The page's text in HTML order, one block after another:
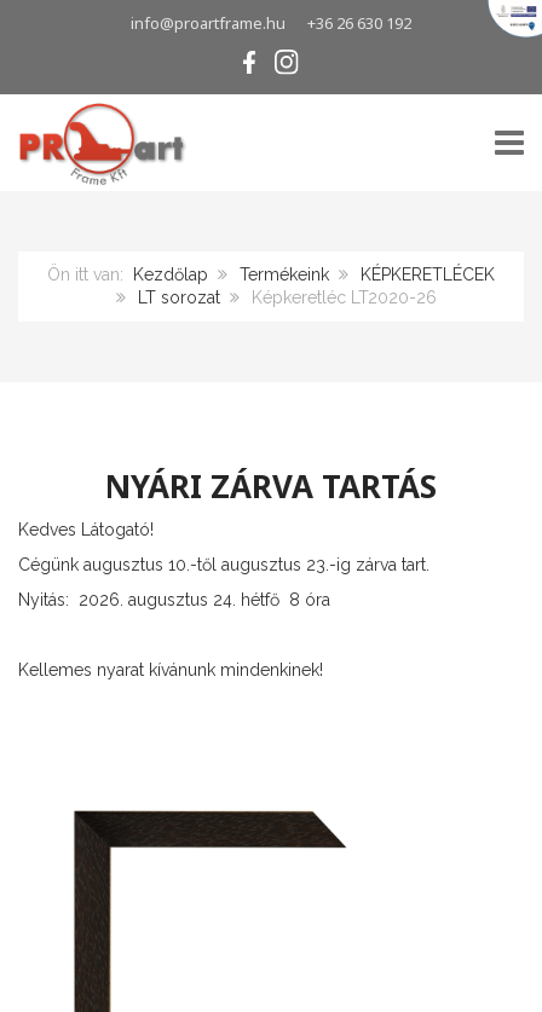
info@proartframe.hu +36 26 630 192
Ön itt van: Kezdőlap Termékeink
KÉPKERETLÉCEK
LT sorozat
Képkeretléc LT2020-26
NYÁRI ZÁRVA TARTÁS
Kedves Látogató!
Cégünk augusztus 10.-től augusztus 23.-ig zárva tart.
Nyitás: 2026. augusztus 24. hétfő 8 óra
Kellemes nyarat kívánunk mindenkinek!